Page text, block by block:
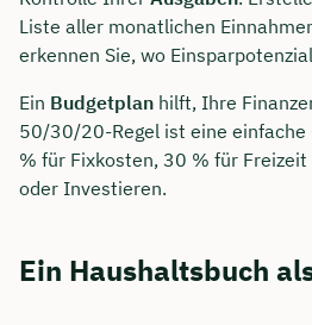
Liste aller monatlichen
erkennen Sie, wo
Ein Budgetplan hilft, Ihre
50/30/20-Regel ist eine
% für Fixkosten, 30 % für
oder Investieren.
Ein Haushaltsbuch